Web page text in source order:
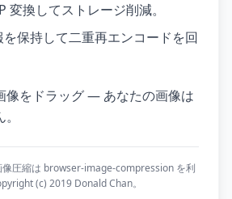
変換してストレージ削減。
を保持して二重再エンコードを回
像をドラッグ — あなたの画像は
像圧縮は browser-image-compression を利
(c) 2019 Donald Chan。